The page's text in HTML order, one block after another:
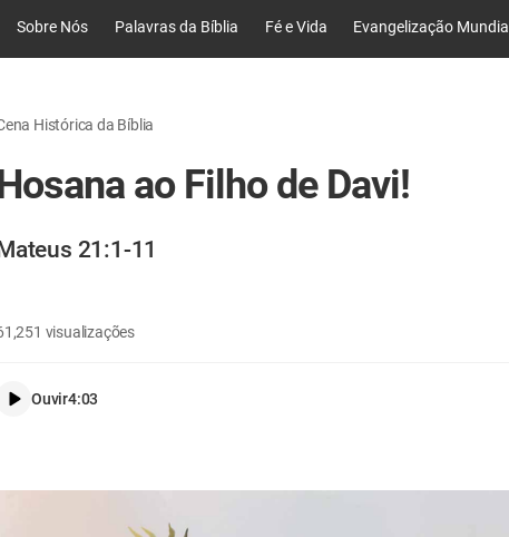
Sobre Nós Palavras da Bíblia Fé e Vida Evangelização Mundial
Histórica da Bíblia
ao Filho de Davi!
21:1-11
visualizações
Ouvir4:03